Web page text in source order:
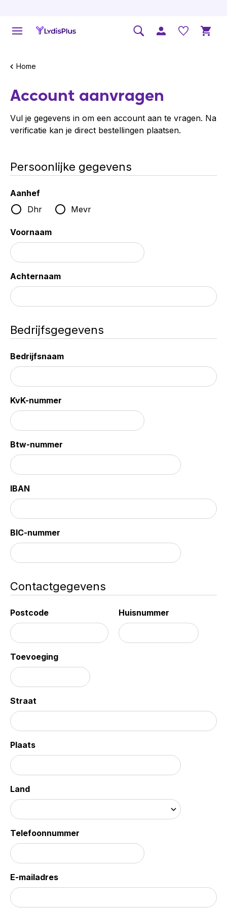
Home
Account aanvragen
Vul je gegevens in om een account aan te vragen. Na
verificatie kan je direct bestellingen plaatsen.
Persoonlijke gegevens
Aanhef
Dhr
Mevr
Voornaam
Achternaam
Bedrijfsgegevens
Bedrijfsnaam
KvK-nummer
Btw-nummer
IBAN
BIC-nummer
Contactgegevens
Postcode Huisnummer
Toevoeging
Straat
Plaats
Land
Telefoonnummer
E-mailadres